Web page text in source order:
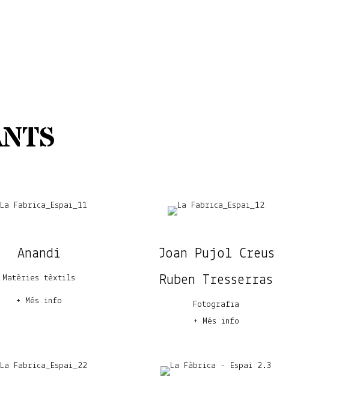
Anandi
Matèries tèxtils
+ Més info
Joan Pujol Creus
Ruben Tresserras
Fotografia
+ Més info